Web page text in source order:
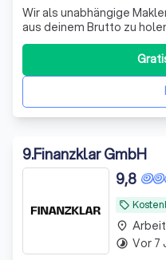
Wir als unabhängige
aus deinem Brutto zu
Verträge zu reduzieren
9.Finanzklar GmbH
local_offer
9,8
place
timelapse Vor 7